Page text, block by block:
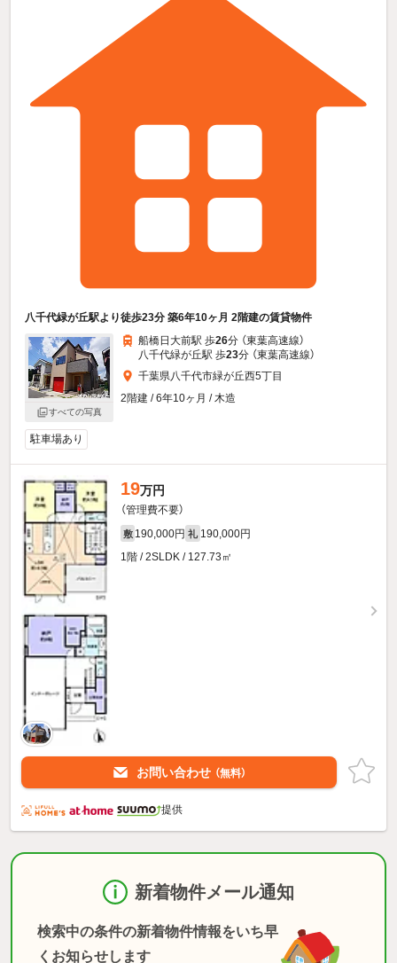
八千代緑が丘駅より徒歩23分 築6年10ヶ月 2階建の賃貸物件
すべての写真
船橋日大前駅 歩26分 （東葉高速線）
八千代緑が丘駅 歩23分 （東葉高速線）
千葉県八千代市緑が丘西5丁目
2階建 / 6年10ヶ月 / 木造
駐車場あり
19万円
（管理費不要）
敷 190,000円 礼 190,000円
1階 / 2SLDK / 127.73㎡
お問い合わせ （無料）
提供
新着物件メール通知
検索中の条件の新着物件情報をいち早
くお知らせします